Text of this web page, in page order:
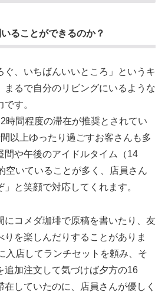
ることができるのか？
ぐ、いちばんいいところ」というキ
まるで自分のリビングにいるような
す。
時間程度の滞在が推奨とされてい
以上ゆったり過ごすお客さんも多
間や午後のアイドルタイム（14
空いていることが多く、店員さん
と笑顔で対応してくれます。
にコメダ珈琲で原稿を書いたり、友
りを楽しんだりすることがありま
入店してランチセットを頼み、そ
追加注文して気づけば夕方の16
していたのに、店員さんが優しく